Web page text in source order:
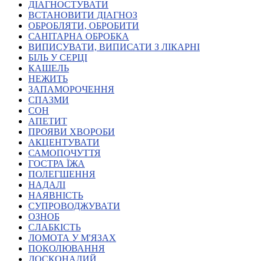
Навчальні програми
Дошкільна освіта
Загальна освіта
Для абітурієнтів
Уроки
Українська жестова мова
Правознавство
Реєстр перекладачів жестової мови Українського
товариства глухих
Підготовка перекладачів
"Сервіс УТОГ"
Атестація
Безбар'єрність для глухих
Волинська область
Дніпропетровська область
Донецька область
Житомирська область
Закарпатська область
ДІАГНОСТУВАТИ
ВСТАНОВИТИ ДІАГНОЗ
ОБРОБЛЯТИ, ОБРОБИТИ
САНІТАРНА ОБРОБКА
ВИПИСУВАТИ, ВИПИСАТИ З ЛІКАРНІ
БІЛЬ У СЕРЦІ
КАШЕЛЬ
НЕЖИТЬ
ЗАПАМОРОЧЕННЯ
СПАЗМИ
СОН
АПЕТИТ
ПРОЯВИ ХВОРОБИ
АКЦЕНТУВАТИ
САМОПОЧУТТЯ
ГОСТРА ЇЖА
ПОЛЕГШЕННЯ
НАДАЛІ
НАЯВНІСТЬ
СУПРОВОДЖУВАТИ
ОЗНОБ
СЛАБКІСТЬ
ЛОМОТА У М'ЯЗАХ
ПОКОЛЮВАННЯ
ДОСКОНАЛИЙ